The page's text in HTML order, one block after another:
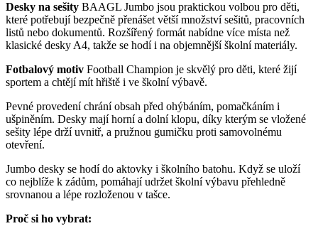
Desky na sešity BAAGL Jumbo jsou praktickou volbou pro děti,
které potřebují bezpečně přenášet větší množství sešitů, pracovních
listů nebo dokumentů. Rozšířený formát nabídne více místa než
klasické desky A4, takže se hodí i na objemnější školní materiály.
Fotbalový motiv Football Champion je skvělý pro děti, které žijí
sportem a chtějí mít hřiště i ve školní výbavě.
Pevné provedení chrání obsah před ohýbáním, pomačkáním i
ušpiněním. Desky mají horní a dolní klopu, díky kterým se vložené
sešity lépe drží uvnitř, a pružnou gumičku proti samovolnému
otevření.
Jumbo desky se hodí do aktovky i školního batohu. Když se uloží
co nejblíže k zádům, pomáhají udržet školní výbavu přehledně
srovnanou a lépe rozloženou v tašce.
Proč si ho vybrat: